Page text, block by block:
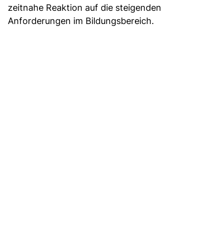
zeitnahe Reaktion auf die steigenden
Anforderungen im Bildungsbereich.